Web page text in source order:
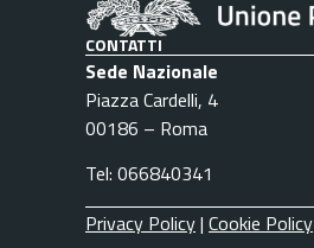
CONTATTI
Sede Nazionale
Piazza Cardelli, 4
00186 – Roma
Tel: 066840341
Privacy Policy| Cookie Policy